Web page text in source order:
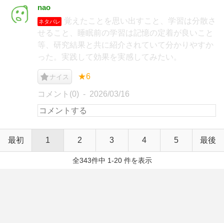
nao
ネタバレ
覚えたことを思い出すこと、学習は分散さ
せること、睡眠前の学習は記憶の定着が良いこと
等、研究結果と共に紹介されていて分かりやすか
った。実践して効果を実感してみたい。
ナイス ★6
コメント(0) 2026/03/16
最初 1 2 3 4 5 最後
全343件中 1-20 件を表示